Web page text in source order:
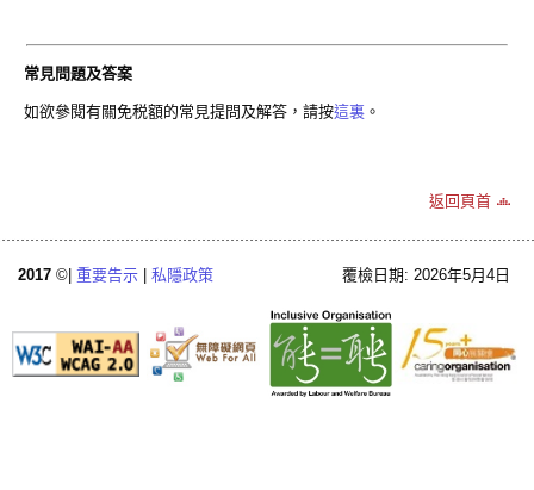
常見問題及答案
如欲參閱有關免税額的常見提問及解答，請按這裏 。
返回頁首
2017 ©| 重要告示 | 私隱政策 覆檢日期: 2026年5月4日